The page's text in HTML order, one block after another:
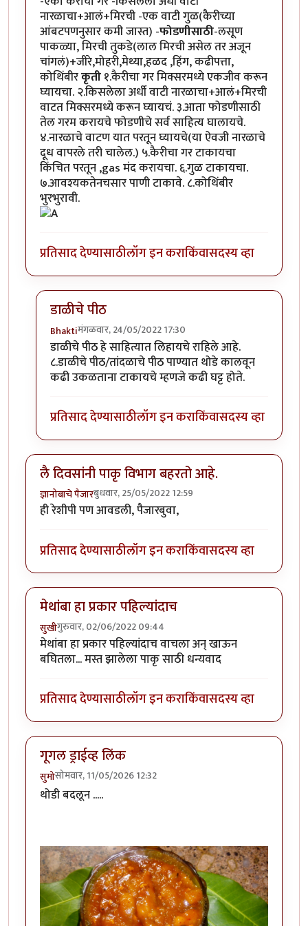
नारळाचा+आलं+मिरची -एक वाटी गुळ(कैरीच्या​
आंबटपणनुसार कमी जास्त) -फोडणीसाठी-लसूण
पाकळ्या, मिरची तुकडे(लाल मिरची असेल तर अजून
चांगलं)+जीरे,मोहरी,मेथ्या,हळद ,हिंग, कढीपत्ता,
कोथिंबीरकृती१.कैरीचा गर मिक्सरमध्ये एकजीव करून
घ्यायचा. २.किसलेला अर्धी वाटी नारळाचा+आलं+मिरची
वाटत मिक्सरमध्ये करून घ्यायचं. ३.आता फोडणीसाठी
तेल गरम करायचे फोडणीचे सर्व साहित्य घालायचे.
४.नारळाचे वाटण यात परतून घ्यायचे(या ऐवजी नारळाचे
दूध वापरले तरी चालेल.) ५.कैरीचा गर टाकायचा
किंचित परतून ,gas मंद करायचा. ६.गुळ टाकायचा.
७.आवश्यकतेनचसार पाणी टाकावे. ८.कोथिंबीर
भुरभुरावी.
प्रतिसाद देण्यासाठीलॉग इन कराकिंवासदस्य व्हा
डाळीचे पीठ
Bhaktiमंगळवार, 24/05/2022 17:30
In reply toकैरीची कढीbyBhakti
डाळीचे पीठ हे साहित्यात लिहायचे राहिले आहे.
८.डाळीचे पीठ/तांदळाचे पीठ पाण्यात थोडे कालवून
कढी उकळताना टाकायचे म्हणजे कढी घट्ट होते.
प्रतिसाद देण्यासाठीलॉग इन कराकिंवासदस्य व्हा
लै दिवसांनी पाकृ विभाग बहरतो आहे.
ज्ञानोबाचे पैजारबुधवार, 25/05/2022 12:59
ही रेशीपी पण आवडली, पैजारबुवा,
प्रतिसाद देण्यासाठीलॉग इन कराकिंवासदस्य व्हा
मेथांबा हा प्रकार पहिल्यांदाच
सुखीगुरुवार, 02/06/2022 09:44
मेथांबा हा प्रकार पहिल्यांदाच वाचला अन् खाऊन
बघितला... मस्त झालेला पाकृ साठी धन्यवाद
प्रतिसाद देण्यासाठीलॉग इन कराकिंवासदस्य व्हा
गूगल ड्राईव्ह लिंक
सुमोसोमवार, 11/05/2026 12:32
थोडी बदलून .....